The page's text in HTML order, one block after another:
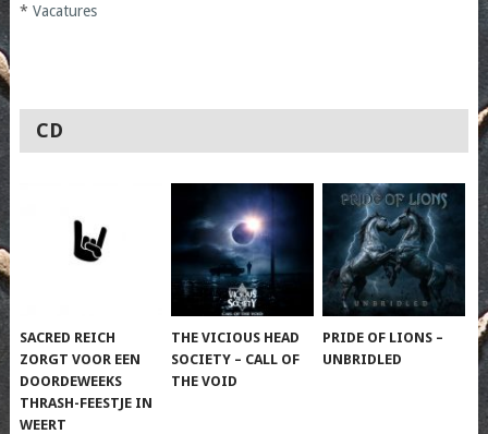
* Vacatures
CD
SACRED REICH
ZORGT VOOR EEN
DOORDEWEEKS
THRASH-FEESTJE IN
WEERT
THE VICIOUS HEAD
SOCIETY – CALL OF
THE VOID
PRIDE OF LIONS –
UNBRIDLED